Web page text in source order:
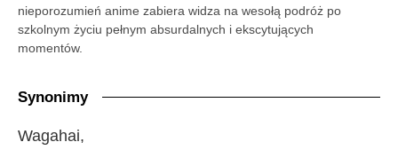
nieporozumień anime zabiera widza na wesołą podróż po
szkolnym życiu pełnym absurdalnych i ekscytujących
momentów.
Synonimy
Wagahai,